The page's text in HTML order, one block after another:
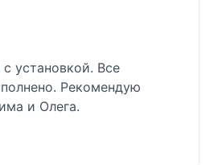
специалист своего
хорошо разбирается в
волны, напряжении
монтажа дверей
человек)
установкой. Все
Рекомендую
и Олега.